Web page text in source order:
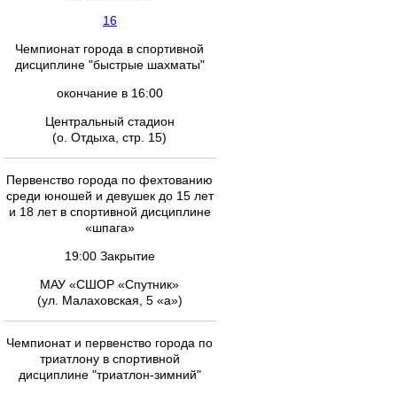
16
Чемпионат города в спортивной
дисциплине "быстрые шахматы"
окончание в 16:00
Центральный стадион
(о. Отдыха, стр. 15)
Первенство города по фехтованию
среди юношей и девушек до 15 лет
и 18 лет в спортивной дисциплине
«шпага»
19:00 Закрытие
МАУ «СШОР «Спутник»
(ул. Малаховская, 5 «а»)
Чемпионат и первенство города по
триатлону в спортивной
дисциплине "триатлон-зимний"